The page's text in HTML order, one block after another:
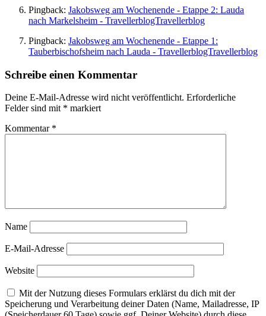
Pingback: Jakobsweg am Wochenende - Etappe 2: Lauda
nach Markelsheim - TravellerblogTravellerblog
Pingback: Jakobsweg am Wochenende - Etappe 1:
Tauberbischofsheim nach Lauda - TravellerblogTravellerblog
Schreibe einen Kommentar
Deine E-Mail-Adresse wird nicht veröffentlicht. Erforderliche
Felder sind mit * markiert
Kommentar *
Name
E-Mail-Adresse
Website
Mit der Nutzung dieses Formulars erklärst du dich mit der
Speicherung und Verarbeitung deiner Daten (Name, Mailadresse, IP